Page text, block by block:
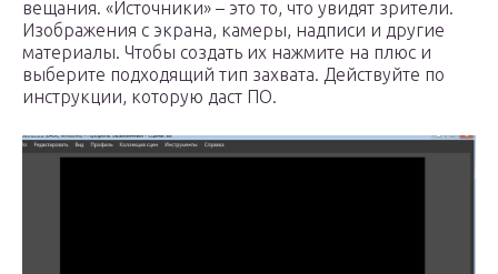
вещания. «Источники» – это то, что увидят зрители.
Изображения с экрана, камеры, надписи и другие
материалы. Чтобы создать их нажмите на плюс и
выберите подходящий тип захвата. Действуйте по
инструкции, которую даст ПО.